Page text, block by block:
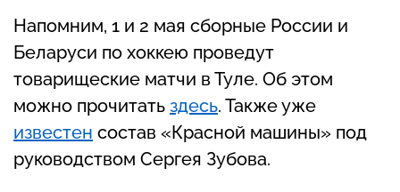
Напомним, 1 и 2 мая сборные России и
Беларуси по хоккею проведут
товарищеские матчи в Туле. Об этом
можно прочитать здесь. Также уже
известен состав «Красной машины» под
руководством Сергея Зубова.